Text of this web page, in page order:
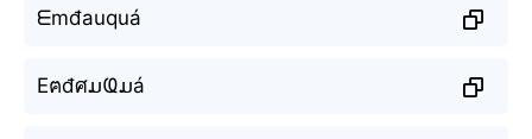
ᗴmđauquá
EฅđศມҨມá